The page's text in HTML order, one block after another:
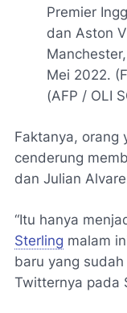
Premier
dan Aston
Mei 2022.
(AFP / OLI
Faktanya, orang
cenderung
dan Julian
“Itu hanya
Sterling malam
baru yang
Twitternya pada